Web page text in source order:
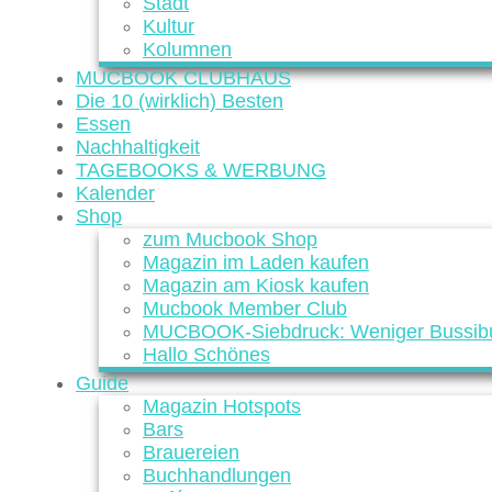
Kultur
Kolumnen
MUCBOOK CLUBHAUS
Die 10 (wirklich) Besten
Essen
Nachhaltigkeit
TAGEBOOKS & WERBUNG
Kalender
Shop
zum Mucbook Shop
Magazin im Laden kaufen
Magazin am Kiosk kaufen
Mucbook Member Club
MUCBOOK-Siebdruck: Weniger
Hallo Schönes
Guide
Magazin Hotspots
Bars
Brauereien
Buchhandlungen